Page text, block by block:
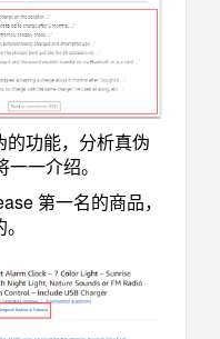
的功能，分析真伪
一介绍。
第一名的商品，